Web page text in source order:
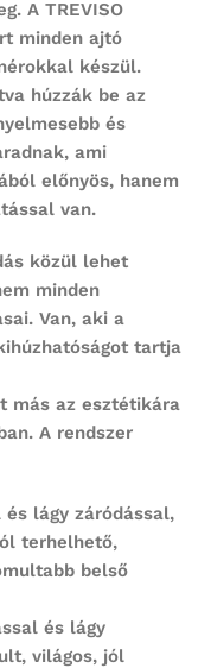
A TREVISO
minden ajtó
készül.
húzzák be az
és
ami
előnyös, hanem
van.
közül lehet
minden
Van, aki a
tartja
más az esztétikára
A rendszer
lágy záródással,
terhelhető,
belső
és lágy
világos, jól